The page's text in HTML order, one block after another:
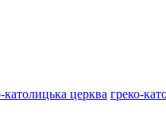
католицька церква греко-